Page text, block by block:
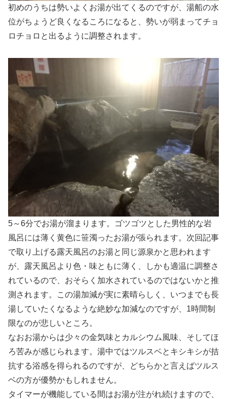
初めのうちは勢いよくお湯が出てくるのですが、湯船の水
位がちょうど良くなるころになると、勢いが弱まってチョ
ロチョロと出るように調整されます。
5～6分でお湯が溜まります。ゴツゴツとした男性的な岩
風呂には薄く黄色に笹濁ったお湯が張られます。次回記事
で取り上げる露天風呂のお湯と同じ源泉かと思われます
が、露天風呂より色・味ともに薄く、しかも適温に調整さ
れているので、おそらく加水されているのではないかと推
測されます。この湯加減が実に素晴らしく、いつまでも長
湯していたくなるような絶妙な加減なのですが、1時間制
限なのが悲しいところ。
なおお湯からは少々の金気味とカルシウム風味、そしてほ
ろ苦みが感じられます。湯中ではツルスベとキシキシが拮
抗する浴感を得られるのですが、どちらかと言えばツルス
ベの方が優勢かもしれません。
タイマーが機能している間はお湯が注がれ続けますので、